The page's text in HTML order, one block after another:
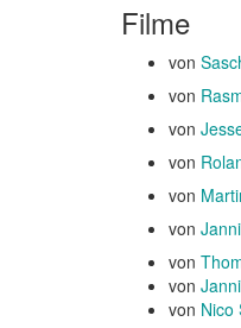
Filme
von
von
von
von
von
von
von
von
von Nico